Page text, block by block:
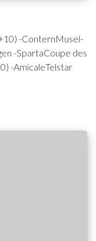
-ConternMusel-
-SpartaCoupe des
-AmicaleTelstar